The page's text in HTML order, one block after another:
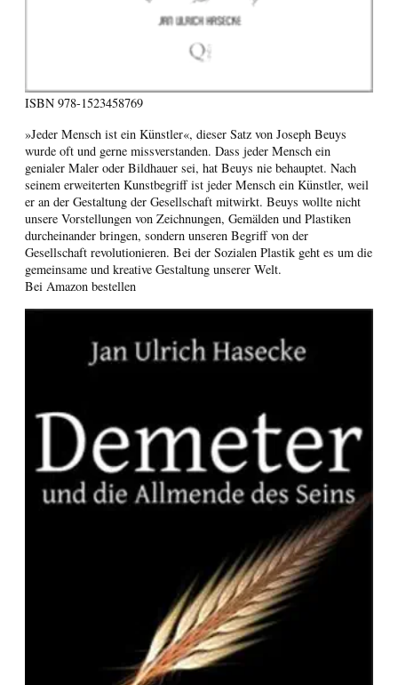
ISBN 978-1523458769
»Jeder Mensch ist ein Künstler«, dieser Satz von Joseph Beuys
wurde oft und gerne missverstanden. Dass jeder Mensch ein
genialer Maler oder Bildhauer sei, hat Beuys nie behauptet. Nach
seinem erweiterten Kunstbegriff ist jeder Mensch ein Künstler, weil
er an der Gestaltung der Gesellschaft mitwirkt. Beuys wollte nicht
unsere Vorstellungen von Zeichnungen, Gemälden und Plastiken
durcheinander bringen, sondern unseren Begriff von der
Gesellschaft revolutionieren. Bei der Sozialen Plastik geht es um die
gemeinsame und kreative Gestaltung unserer Welt.
Bei Amazon bestellen